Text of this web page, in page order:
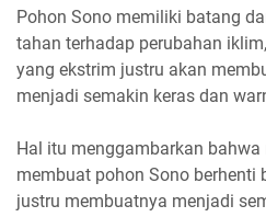
Pohon Sono memiliki batang
tahan terhadap perubahan
yang ekstrim justru akan
menjadi semakin keras dan
Hal itu menggambarkan
membuat pohon Sono berhenti
justru membuatnya menjadi